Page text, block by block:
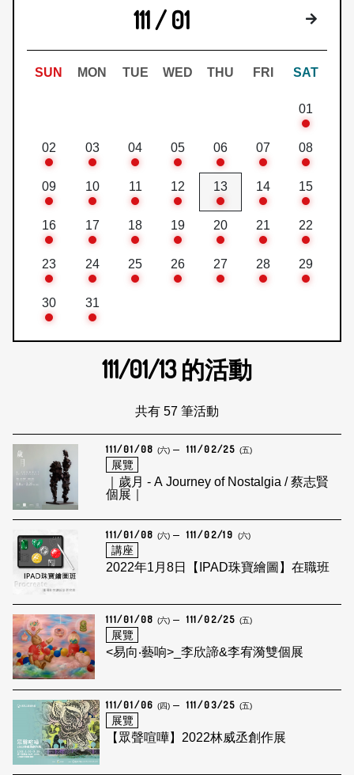
111 / 01 下個月
SUN MON TUE WED THU FRI SAT
01
02 03 04 05 06 07 08
09 10 11 12 13 14 15
16 17 18 19 20 21 22
23 24 25 26 27 28 29
30 31
111/01/13的活動
共有 57 筆活動
111/01/08 (六) 111/02/25 (五)
展覽
｜歲月 - A Journey of Nostalgia / 蔡志賢
個展｜
111/01/08 (六) 111/02/19 (六)
講座
2022年1月8日【IPAD珠寶繪圖】在職班
111/01/08 (六) 111/02/25 (五)
展覽
<易向‧藝响>_李欣諦&李宥漪雙個展
111/01/06 (四) 111/03/25 (五)
展覽
【眾聲喧嘩】2022林威丞創作展